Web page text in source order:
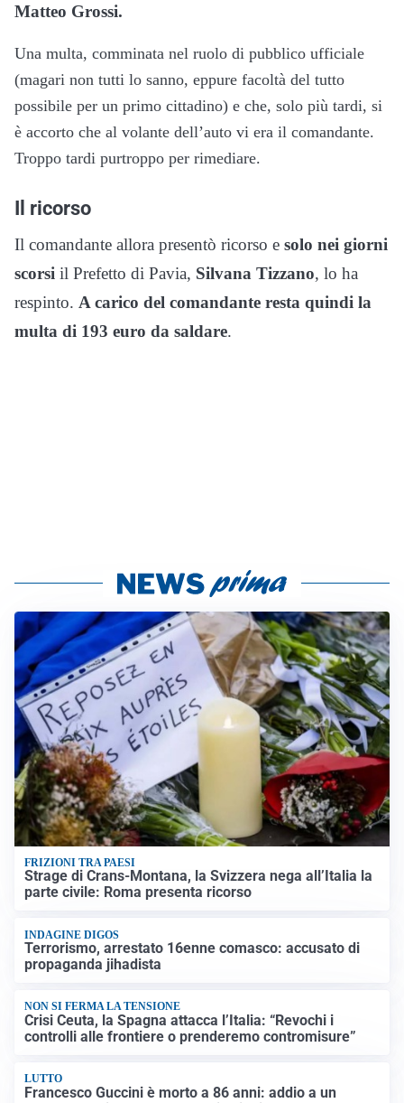
Matteo Grossi.
Una multa, comminata nel ruolo di pubblico ufficiale
(magari non tutti lo sanno, eppure facoltà del tutto
possibile per un primo cittadino) e che, solo più tardi, si
è accorto che al volante dell’auto vi era il comandante.
Troppo tardi purtroppo per rimediare.
Il ricorso
Il comandante allora presentò ricorso e solo nei giorni
scorsi il Prefetto di Pavia, Silvana Tizzano, lo ha
respinto. A carico del comandante resta quindi la
multa di 193 euro da saldare.
FRIZIONI TRA PAESI
Strage di Crans-Montana, la Svizzera nega all’Italia la
parte civile: Roma presenta ricorso
INDAGINE DIGOS
Terrorismo, arrestato 16enne comasco: accusato di
propaganda jihadista
NON SI FERMA LA TENSIONE
Crisi Ceuta, la Spagna attacca l’Italia: “Revochi i
controlli alle frontiere o prenderemo contromisure”
LUTTO
Francesco Guccini è morto a 86 anni: addio a un